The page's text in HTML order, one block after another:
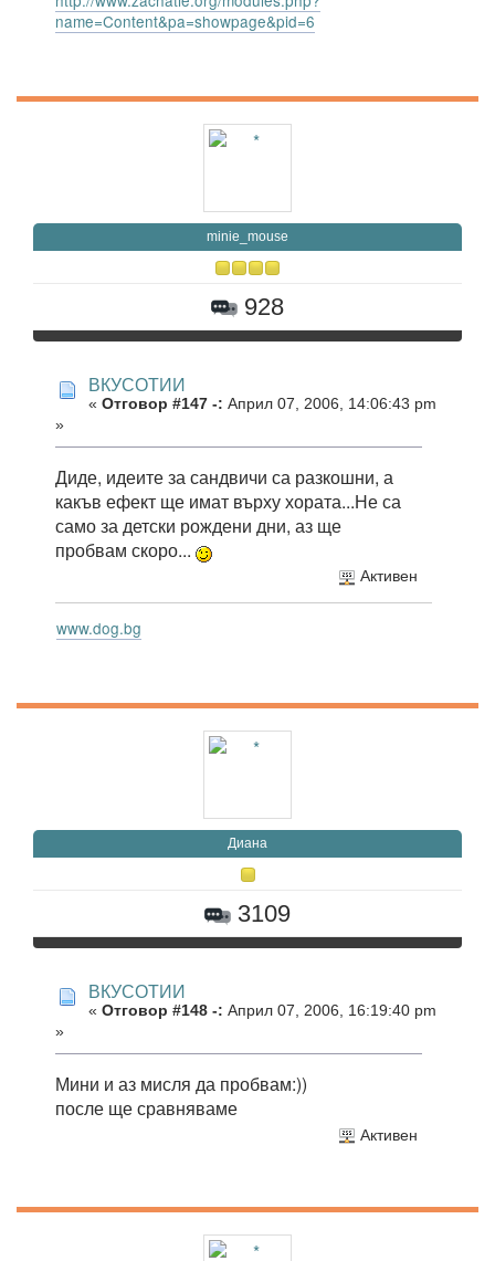
name=Content&pa=showpage&pid=6
minie_mouse
928
ВКУСОТИИ
« Отговор #147 -: Април 07, 2006, 14:06:43 pm
»
Диде, идеите за сандвичи са разкошни, а
какъв ефект ще имат върху хората...Не са
само за детски рождени дни, аз ще
пробвам скоро...
Активен
www.dog.bg
Диана
3109
ВКУСОТИИ
« Отговор #148 -: Април 07, 2006, 16:19:40 pm
»
Мини и аз мисля да пробвам:))
после ще сравняваме
Активен